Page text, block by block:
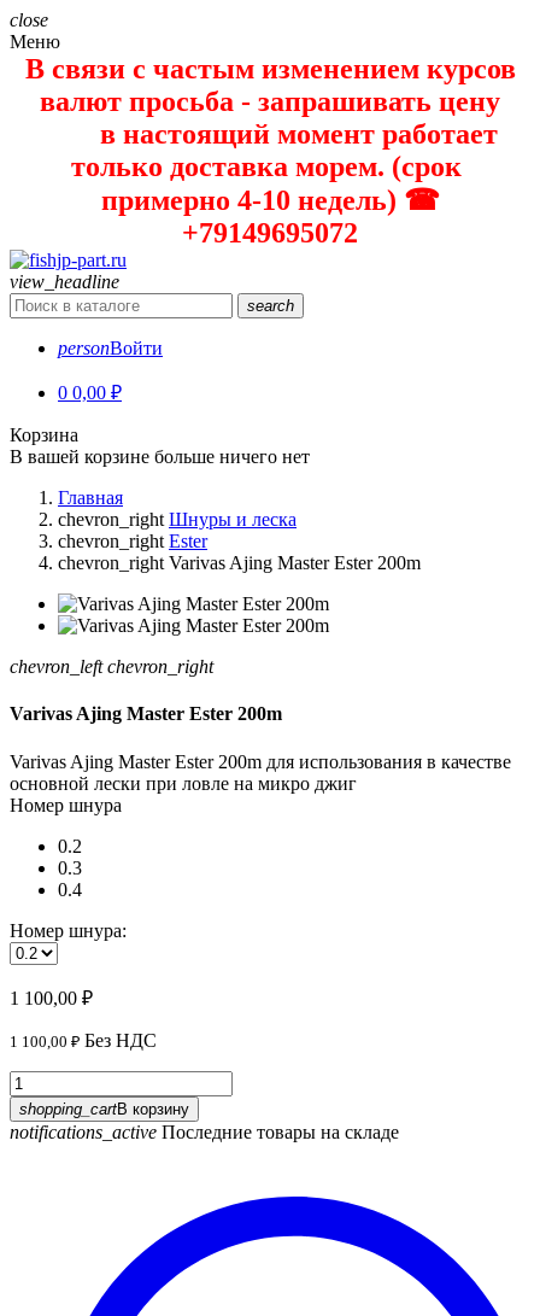
close
Меню
В связи с частым изменением курсов
валют просьба - запрашивать цену
в настоящий момент работает
только доставка морем. (срок
примерно 4-10 недель) ☎
+79149695072
view_headline
search
personВойти
0 0,00 ₽
Корзина
В вашей корзине больше ничего нет
Главная
chevron_right Шнуры и леска
chevron_right Ester
chevron_right Varivas Ajing Master Ester 200m
chevron_left chevron_right
Varivas Ajing Master Ester 200m
Varivas Ajing Master Ester 200m для использования в качестве
основной лески при ловле на микро джиг
Номер шнура
0.2
0.3
0.4
Номер шнура:
1 100,00 ₽
1 100,00 ₽ Без НДС
shopping_cartВ корзину
notifications_active Последние товары на складе